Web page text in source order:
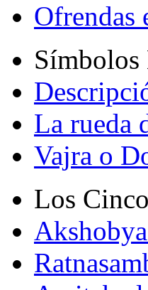
Ofrendas
Símbolos
La rueda
Vajra o
Los